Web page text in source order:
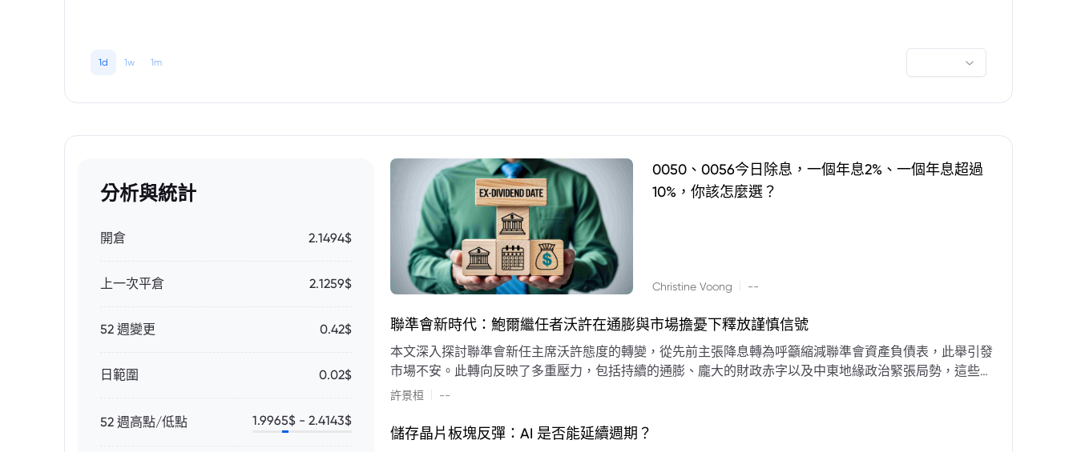
1d 1w 1m
分析與統計
開倉 2.1494$
上一次平倉 2.1259$
52 週變更 0.42$
日範圍 0.02$
52 週高點/低點 1.9965$ - 2.4143$
0050、0056今日除息，一個年息2%、一個年息超過
10%，你該怎麼選？
Christine Voong --
聯準會新時代：鮑爾繼任者沃許在通膨與市場擔憂下釋放謹慎信號
本文深入探討聯準會新任主席沃許態度的轉變，從先前主張降息轉為呼籲縮減聯準會資產負債表，此舉引發
市場不安。此轉向反映了多重壓力，包括持續的通膨、龐大的財政赤字以及中東地緣政治緊張局勢，這些因
素限制了聯準會實施降息或激進縮減資產負債表的空間。專家預計將進入政策觀望期，重點將放在維持較高
許景桓 --
儲存晶片板塊反彈：AI 是否能延續週期？